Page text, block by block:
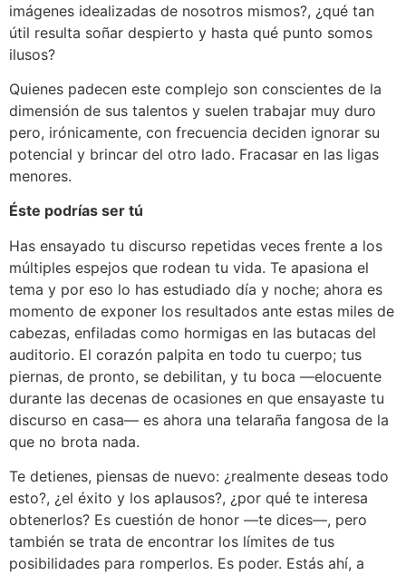
imágenes idealizadas de nosotros mismos?, ¿qué tan
útil resulta soñar despierto y hasta qué punto somos
ilusos?
Quienes padecen este complejo son conscientes de la
dimensión de sus talentos y suelen trabajar muy duro
pero, irónicamente, con frecuencia deciden ignorar su
potencial y brincar del otro lado. Fracasar en las ligas
menores.
Éste podrías ser tú
Has ensayado tu discurso repetidas veces frente a los
múltiples espejos que rodean tu vida. Te apasiona el
tema y por eso lo has estudiado día y noche; ahora es
momento de exponer los resultados ante estas miles de
cabezas, enfiladas como hormigas en las butacas del
auditorio. El corazón palpita en todo tu cuerpo; tus
piernas, de pronto, se debilitan, y tu boca —elocuente
durante las decenas de ocasiones en que ensayaste tu
discurso en casa— es ahora una telaraña fangosa de la
que no brota nada.
Te detienes, piensas de nuevo: ¿realmente deseas todo
esto?, ¿el éxito y los aplausos?, ¿por qué te interesa
obtenerlos? Es cuestión de honor —te dices—, pero
también se trata de encontrar los límites de tus
posibilidades para romperlos. Es poder. Estás ahí, a